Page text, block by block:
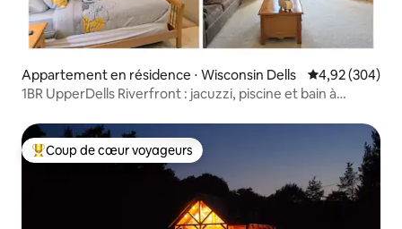
Appartement en résidence ⋅ Wisconsin Dells Évaluation
4,92 (304)
1BR UpperDells Riverfront : jacuzzi, piscine et bain à
Coups de cœur voyageurs les plus appréciés
Coup de cœur voyageurs